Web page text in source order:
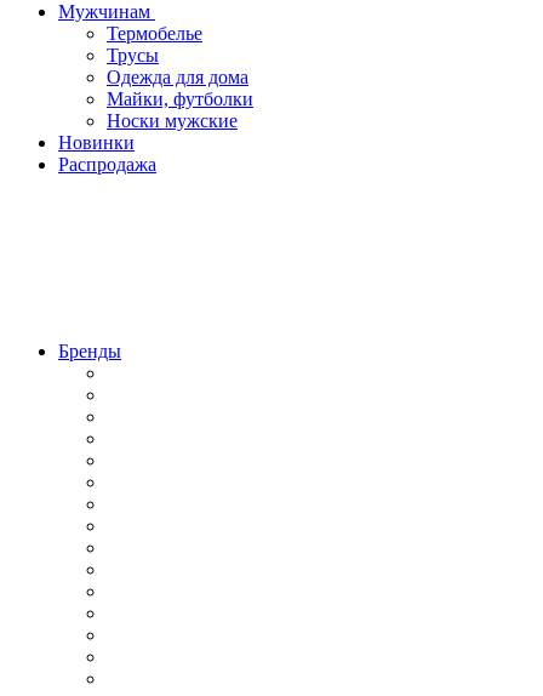
Мужчинам
Термобелье
Трусы
Одежда для дома
Майки, футболки
Носки мужские
Новинки
Распродажа
Бренды